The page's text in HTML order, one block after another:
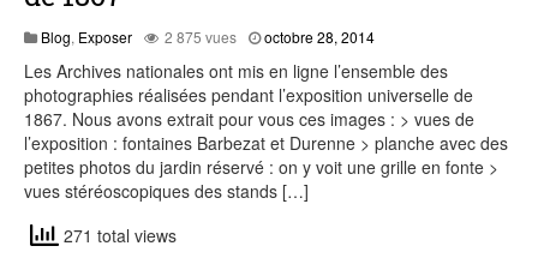
Blog, Exposer 2 875 vues octobre 28, 2014août
2015
Les Archives nationales ont mis en ligne l’ensemble des
photographies réalisées pendant l’exposition universelle de
1867. Nous avons extrait pour vous ces images : > vues de
l’exposition : fontaines Barbezat et Durenne > planche avec des
petites photos du jardin réservé : on y voit une grille en fonte >
vues stéréoscopiques des stands […]
271 total views